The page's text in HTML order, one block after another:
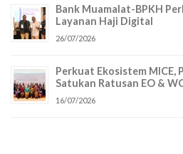
Bank Muamalat-BPKH
Layanan Haji Digital
26/07/2026
Perkuat Ekosistem MICE,
Satukan Ratusan EO &
16/07/2026